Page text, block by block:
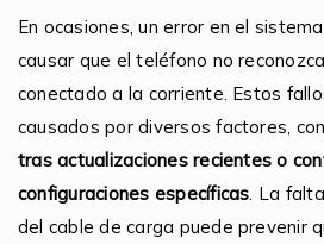
En ocasiones, un error en el
causar que el teléfono no
conectado a la corriente. Estos
causados por diversos factores,
tras actualizaciones recientes o
configuraciones específicas. La
del cable de carga puede prevenir